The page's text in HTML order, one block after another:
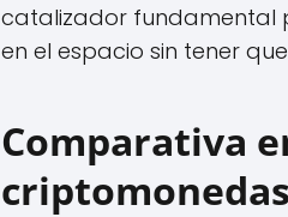
catalizador fundamental
en el espacio sin tener
Comparativa
criptomonedas